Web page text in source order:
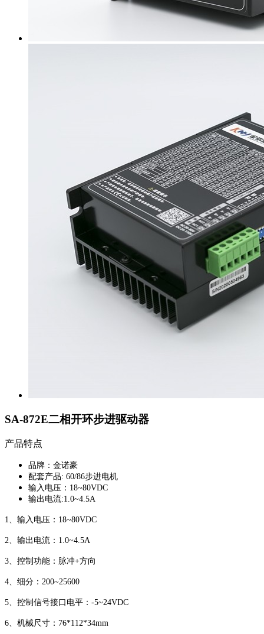
SA-872E二相开环步进驱动器
产品特点
品牌：金诺豪
配套产品: 60/86步进电机
输入电压：18~80VDC
输出电流:1.0~4.5A
1、输入电压：18~80VDC
2、输出电流：1.0~4.5A
3、控制功能：脉冲+方向
4、细分：200~25600
5、控制信号接口电平： -5~24VDC
6、机械尺寸：76*112*34mm